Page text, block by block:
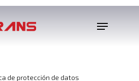
de protección de datos